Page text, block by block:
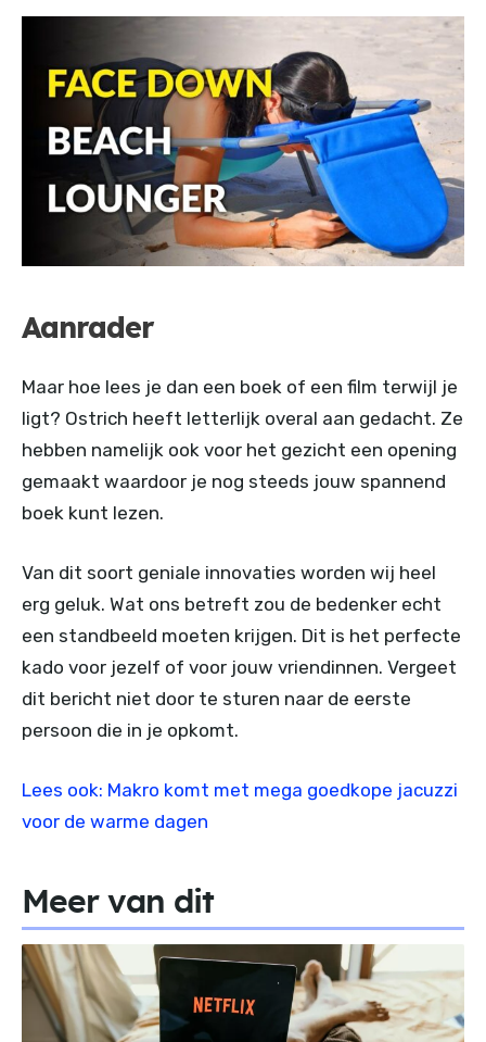
Aanrader
Maar hoe lees je dan een boek of een film terwijl je
ligt? Ostrich heeft letterlijk overal aan gedacht. Ze
hebben namelijk ook voor het gezicht een opening
gemaakt waardoor je nog steeds jouw spannend
boek kunt lezen.
Van dit soort geniale innovaties worden wij heel
erg geluk. Wat ons betreft zou de bedenker echt
een standbeeld moeten krijgen. Dit is het perfecte
kado voor jezelf of voor jouw vriendinnen. Vergeet
dit bericht niet door te sturen naar de eerste
persoon die in je opkomt.
Lees ook: Makro komt met mega goedkope jacuzzi
voor de warme dagen
Meer van dit